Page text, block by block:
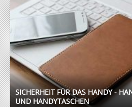
SICHERHEIT FÜR DAS HANDY -
UND HANDYTASCHEN